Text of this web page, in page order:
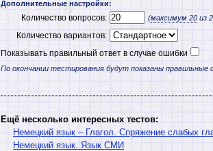
Дополнительные настройки:
Количество вопросов: (максимум 20 из
Количество вариантов:
Показывать правильный ответ в случае ошибки
По окончании тестирования будут показаны
Ещё несколько интересных тестов:
Немецкий язык – Глагол. Спряжение слабых
Немецкий язык. Язык СМИ